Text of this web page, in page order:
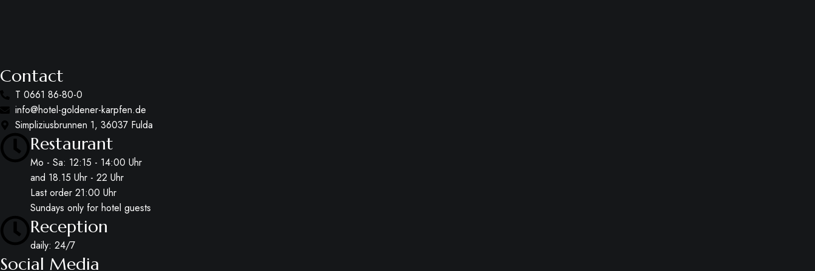
Contact
T 0661 86-80-0
info@hotel-goldener-karpfen.de
Simpliziusbrunnen 1, 36037 Fulda
Restaurant
Mo - Sa: 12:15 - 14:00 Uhr
and 18.15 Uhr - 22 Uhr
Last order 21:00 Uhr
Sundays only for hotel guests
Reception
daily: 24/7
Social Media